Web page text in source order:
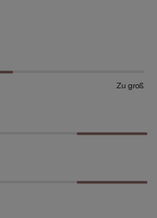
Zu groß